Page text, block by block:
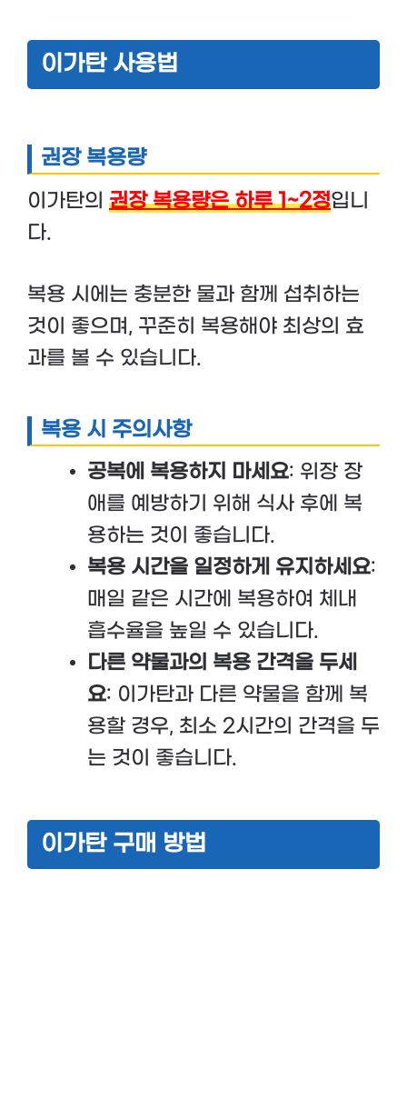
이가탄 사용법
권장 복용량
이가탄의 권장 복용량은 하루 1~2정입니
다.
복용 시에는 충분한 물과 함께 섭취하는
것이 좋으며, 꾸준히 복용해야 최상의 효
과를 볼 수 있습니다.
복용 시 주의사항
공복에 복용하지 마세요: 위장 장
애를 예방하기 위해 식사 후에 복
용하는 것이 좋습니다.
복용 시간을 일정하게 유지하세요:
매일 같은 시간에 복용하여 체내
흡수율을 높일 수 있습니다.
다른 약물과의 복용 간격을 두세
요: 이가탄과 다른 약물을 함께 복
용할 경우, 최소 2시간의 간격을 두
는 것이 좋습니다.
이가탄 구매 방법